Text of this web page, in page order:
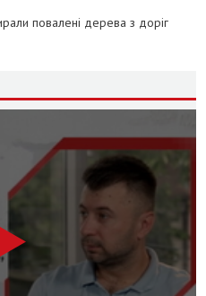
повалені дерева з доріг